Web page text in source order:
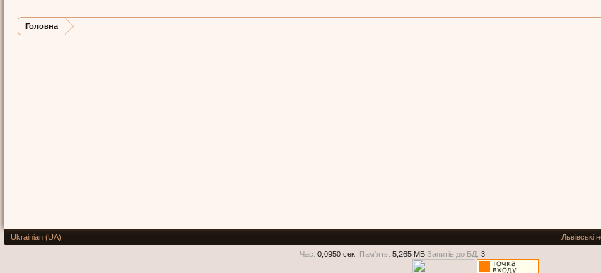
Головна
Ukrainian (UA) Львівські
Час: 0,0950 сек. Пам'ять: 5,265 МБ Запитів до БД: 3